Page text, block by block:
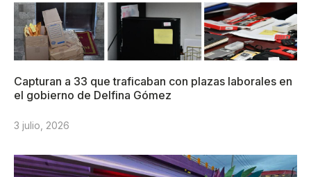
Capturan a 33 que traficaban con plazas laborales en
el gobierno de Delfina Gómez
3 julio, 2026